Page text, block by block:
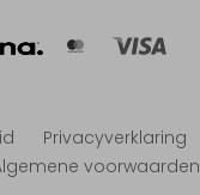
Privacyverklaring
voorwaarden